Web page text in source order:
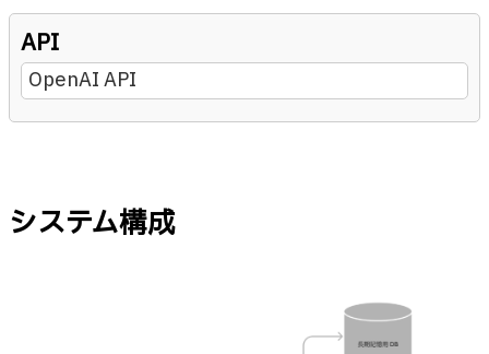
API
OpenAI API
システム構成